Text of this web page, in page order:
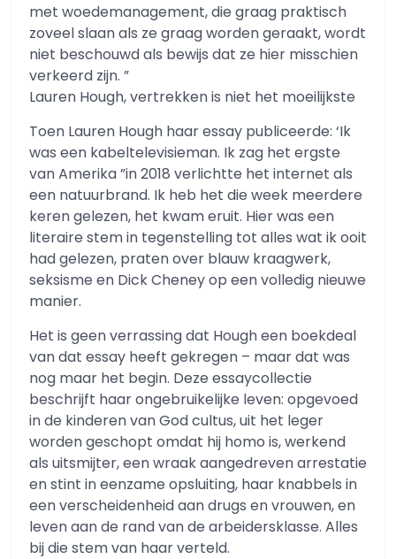
met woedemanagement, die graag praktisch
zoveel slaan als ze graag worden geraakt, wordt
niet beschouwd als bewijs dat ze hier misschien
verkeerd zijn. ”
Lauren Hough, vertrekken is niet het moeilijkste
Toen Lauren Hough haar essay publiceerde: ‘Ik
was een kabeltelevisieman. Ik zag het ergste
van Amerika ”in 2018 verlichtte het internet als
een natuurbrand. Ik heb het die week meerdere
keren gelezen, het kwam eruit. Hier was een
literaire stem in tegenstelling tot alles wat ik ooit
had gelezen, praten over blauw kraagwerk,
seksisme en Dick Cheney op een volledig nieuwe
manier.
Het is geen verrassing dat Hough een boekdeal
van dat essay heeft gekregen – maar dat was
nog maar het begin. Deze essaycollectie
beschrijft haar ongebruikelijke leven: opgevoed
in de kinderen van God cultus, uit het leger
worden geschopt omdat hij homo is, werkend
als uitsmijter, een wraak aangedreven arrestatie
en stint in eenzame opsluiting, haar knabbels in
een verscheidenheid aan drugs en vrouwen, en
leven aan de rand van de arbeidersklasse. Alles
bij die stem van haar verteld.